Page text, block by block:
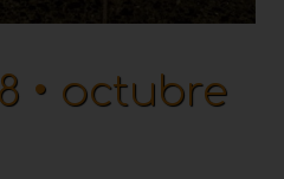
• octubre